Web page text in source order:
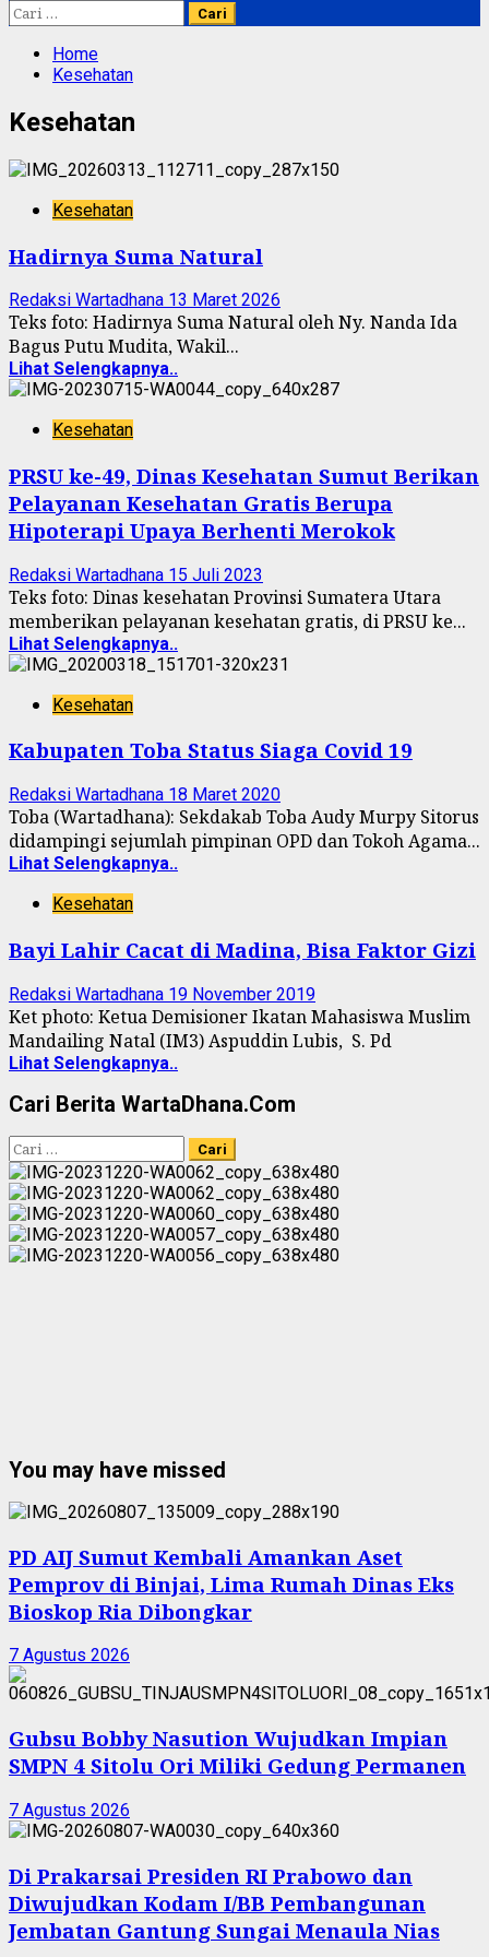
Cari
untuk:
Home
Kesehatan
Kesehatan
Kesehatan
Hadirnya Suma Natural
Redaksi Wartadhana 13 Maret 2026
Teks foto: Hadirnya Suma Natural oleh Ny. Nanda Ida
Bagus Putu Mudita, Wakil...
Lihat Selengkapnya..
Kesehatan
PRSU ke-49, Dinas Kesehatan Sumut Berikan
Pelayanan Kesehatan Gratis Berupa
Hipoterapi Upaya Berhenti Merokok
Redaksi Wartadhana 15 Juli 2023
Teks foto: Dinas kesehatan Provinsi Sumatera Utara
memberikan pelayanan kesehatan gratis, di PRSU ke...
Lihat Selengkapnya..
Kesehatan
Kabupaten Toba Status Siaga Covid 19
Redaksi Wartadhana 18 Maret 2020
Toba (Wartadhana): Sekdakab Toba Audy Murpy Sitorus
didampingi sejumlah pimpinan OPD dan Tokoh Agama...
Lihat Selengkapnya..
Kesehatan
Bayi Lahir Cacat di Madina, Bisa Faktor Gizi
Redaksi Wartadhana 19 November 2019
Ket photo: Ketua Demisioner Ikatan Mahasiswa Muslim
Mandailing Natal (IM3) Aspuddin Lubis, S. Pd
Lihat Selengkapnya..
Cari Berita WartaDhana.Com
Cari
untuk:
You may have missed
PD AIJ Sumut Kembali Amankan Aset
Pemprov di Binjai, Lima Rumah Dinas Eks
Bioskop Ria Dibongkar
7 Agustus 2026
Gubsu Bobby Nasution Wujudkan Impian
SMPN 4 Sitolu Ori Miliki Gedung Permanen
7 Agustus 2026
Di Prakarsai Presiden RI Prabowo dan
Diwujudkan Kodam I/BB Pembangunan
Jembatan Gantung Sungai Menaula Nias